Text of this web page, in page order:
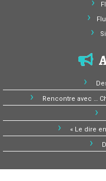
Rencontre avec …
« Le dire